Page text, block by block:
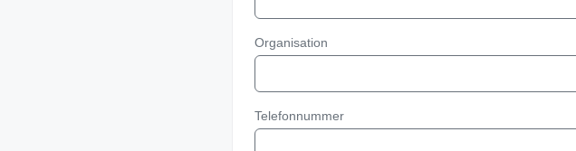
Organisation
Telefonnummer